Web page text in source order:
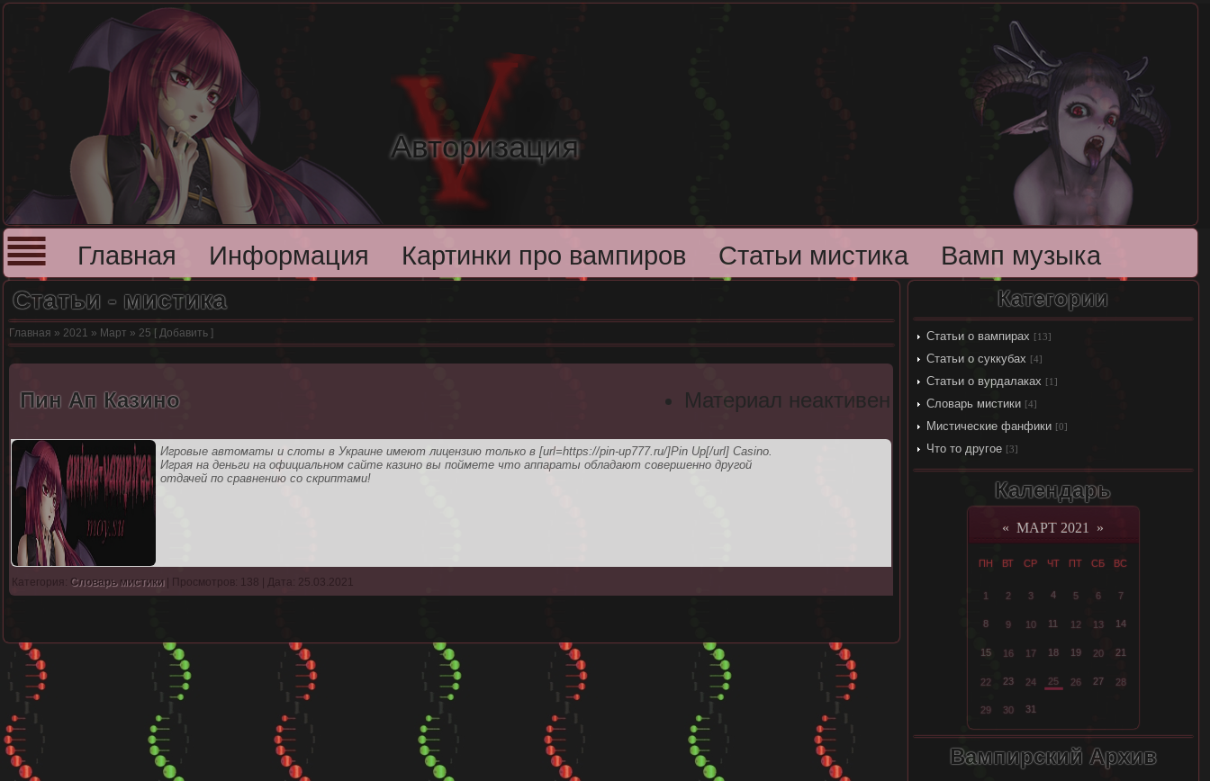
Авторизация
Главная Информация Картинки про вампиров Статьи мистика Вамп музыка
Статьи - мистика
Главная » 2021 » Март » 25 [ Добавить ]
Пин Ап Казино Материал неактивен
Игровые автоматы и слоты в Украине имеют лицензию только в [url=https://pin-up777.ru/]Pin Up[/url] Casino.
Играя на деньги на официальном сайте казино вы поймете что аппараты обладают совершенно другой
отдачей по сравнению со скриптами!
Категория: Словарь мистики| Просмотров: 138 | Дата: 25.03.2021
Категории
Статьи о вампирах [13]
Статьи о суккубах [4]
Статьи о вурдалаках [1]
Словарь мистики [4]
Мистические фанфики [0]
Что то другое [3]
Календарь
« МАРТ 2021 »
ПН ВТ СР ЧТ ПТ СБ ВС
1 2 3 4 5 6 7
8 9 10 11 12 13 14
15 16 17 18 19 20 21
22 23 24 25 26 27 28
29 30 31
Вампирский Архив